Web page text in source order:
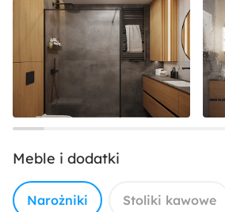
Meble i dodatki
Narożniki Stoliki kawowe